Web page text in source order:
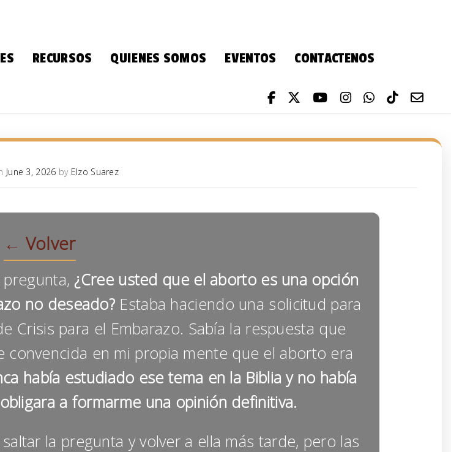
RECURSOS QUIENES SOMOS EVENTOS CONTACTENOS
June 3, 2026 by Elzo Suarez
← Volver
¿Cree usted que el aborto es una opción
no deseado? Estaba haciendo una solicitud para
Crisis para el Embarazo. Sabía la respuesta que
en mi propia mente que el aborto era
había estudiado ese tema en la Biblia y no había
a formarme una opinión definitiva.
la pregunta y volver a ella más tarde, pero las